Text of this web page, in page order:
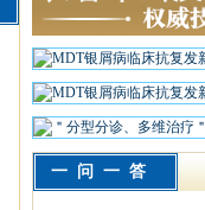
一问一答